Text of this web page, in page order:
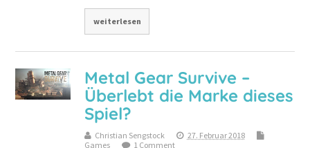
weiterlesen
Metal Gear Survive –
Überlebt die Marke dieses
Spiel?
Christian Sengstock
27. Februar 2018
Games
1 Comment